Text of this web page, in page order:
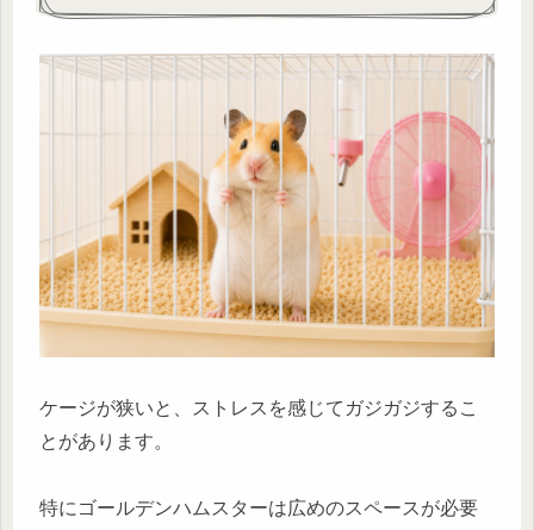
ケージが狭いと、ストレスを感じてガジガジするこ
とがあります。
特にゴールデンハムスターは広めのスペースが必要